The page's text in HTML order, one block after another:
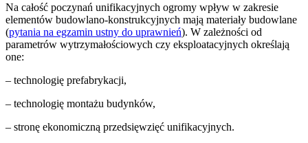
Na całość poczynań unifikacyjnych ogromy wpływ w zakresie
elementów budowlano-konstrukcyjnych mają materiały budowlane
(pytania na egzamin ustny do uprawnień). W zależności od
parametrów wytrzymałościowych czy eksploatacyjnych określają
one:
– technologię prefabrykacji,
– technologię montażu budynków,
– stronę ekonomiczną przedsięwzięć unifikacyjnych.